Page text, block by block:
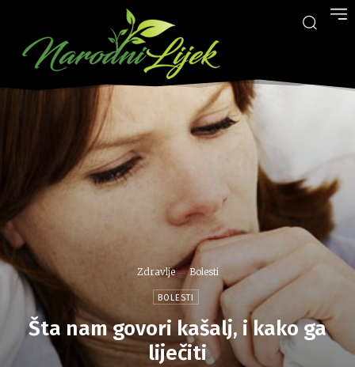
Zdravlje Bolesti
BOLESTI
Šta nam govori kašalj, i kako ga
liječiti